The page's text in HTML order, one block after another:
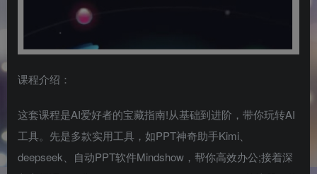
课程介绍：
这套课程是AI爱好者的宝藏指南!从基础到进阶，带你玩转AI
工具。先是多款实用工具，如PPT神奇助手Kimi、
deepseek、自动PPT软件Mindshow，帮你高效办公;接着深